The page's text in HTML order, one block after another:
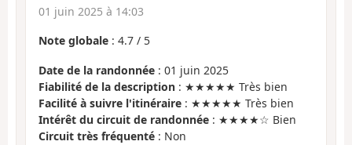
01 juin 2025 à 14:03
Note globale : 4.7 / 5
Date de la randonnée : 01 juin 2025
Fiabilité de la description : ★★★★★ Très bien
Facilité à suivre l'itinéraire : ★★★★★ Très bien
Intérêt du circuit de randonnée : ★★★★☆ Bien
Circuit très fréquenté : Non